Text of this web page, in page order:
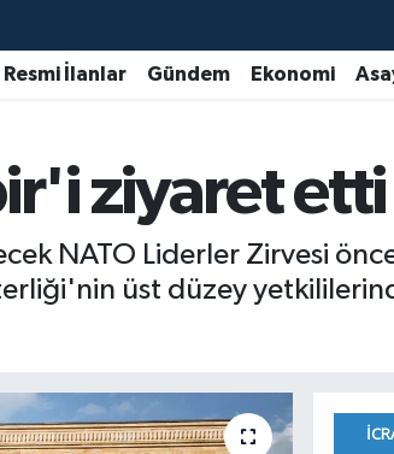
Resmi İlanlar Gündem Ekonomi
ziyaret etti
NATO Liderler Zirvesi
üst düzey